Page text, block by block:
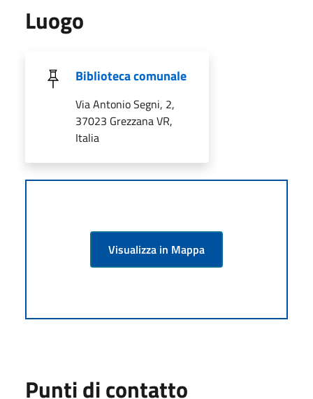
Luogo
Biblioteca comunale
Via Antonio Segni, 2,
37023 Grezzana VR,
Italia
Visualizza in Mappa
Punti di contatto